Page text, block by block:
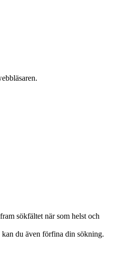
sökfältet när som helst och
du även förfina din sökning.